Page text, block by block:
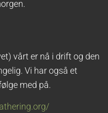
vårt er nå i drift og den
Vi har også et
med på.